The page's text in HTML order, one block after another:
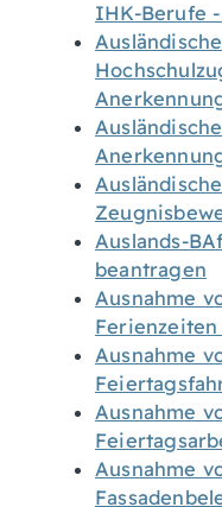
IHK-Berufe
Ausländische
Auslands-
beantragen
Ausnahme
Ausnahme
Ausnahme
Ausnahme